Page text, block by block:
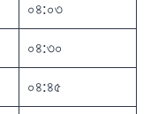
০৪:০৩
০৪:৩০
০৪:৪৫